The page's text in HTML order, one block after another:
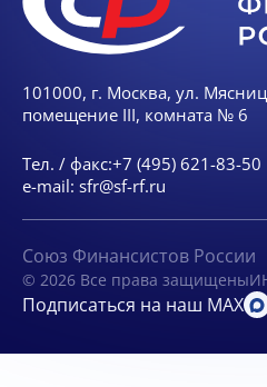
101000, г. Москва, ул.
помещение III, комната № 6
Тел. / факс:+7 (495) 621-83-50
e-mail: sfr@sf-rf.ru
Союз Финансистов России
© 2026 Все права защищены
Подписаться на наш MAX